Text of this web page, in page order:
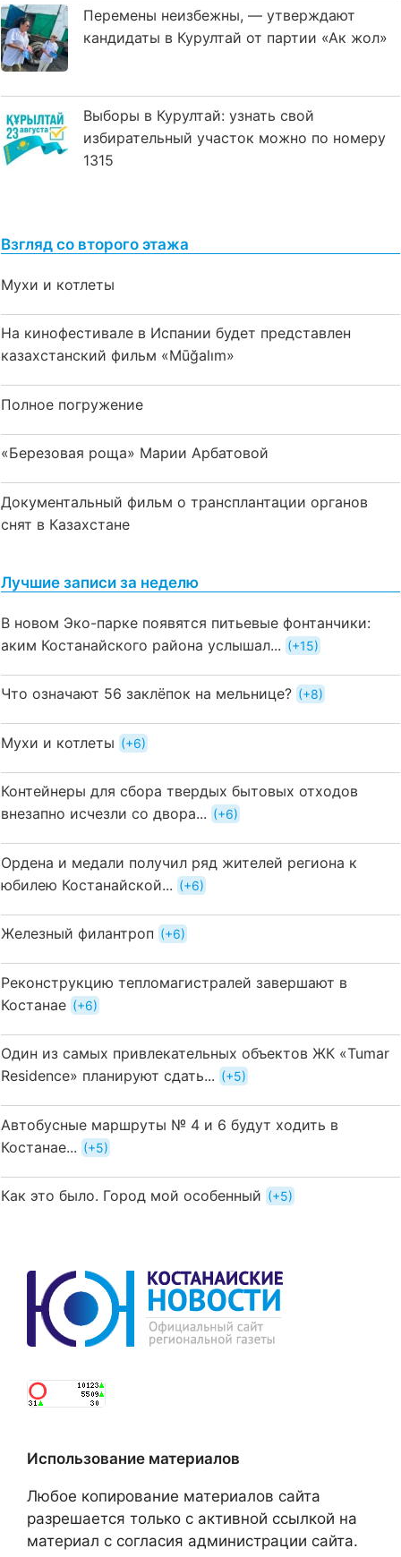
Перемены неизбежны, — утверждают
кандидаты в Курултай от партии «Ак жол»
Выборы в Курултай: узнать свой
избирательный участок можно по номеру
1315
Взгляд со второго этажа
Мухи и котлеты
На кинофестивале в Испании будет представлен
казахстанский фильм «Mūğalım»
Полное погружение
«Березовая роща» Марии Арбатовой
Документальный фильм о трансплантации органов
снят в Казахстане
Лучшие записи за неделю
В новом Эко-парке появятся питьевые фонтанчики:
аким Костанайского района услышал...
+15
Что означают 56 заклёпок на мельнице? +8
Мухи и котлеты +6
Контейнеры для сбора твердых бытовых отходов
внезапно исчезли со двора...
+6
Ордена и медали получил ряд жителей региона к
юбилею Костанайской...
+6
Железный филантроп +6
Реконструкцию тепломагистралей завершают в
Костанае
+6
Один из самых привлекательных объектов ЖК «Tumar
Residence» планируют сдать...
+5
Автобусные маршруты № 4 и 6 будут ходить в
Костанае...
+5
Как это было. Город мой особенный +5
Использование материалов
Любое копирование материалов сайта
разрешается только с активной ссылкой на
материал с согласия администрации сайта.